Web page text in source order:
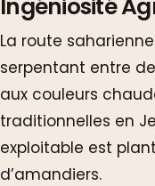
Ingéniosité
La route
serpentant entre
aux couleurs
traditionnelles en
exploitable est
d’amandiers.